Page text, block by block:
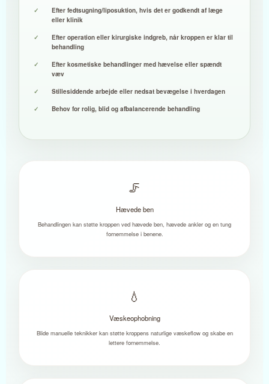
Efter fedtsugning/liposuktion, hvis det er godkendt af læge
eller klinik
Efter operation eller kirurgiske indgreb, når kroppen er klar til
behandling
Efter kosmetiske behandlinger med hævelse eller spændt
væv
Stillesiddende arbejde eller nedsat bevægelse i hverdagen
Behov for rolig, blid og afbalancerende behandling
🦵
Hævede ben
Behandlingen kan støtte kroppen ved hævede ben, hævede ankler og en tung
fornemmelse i benene.
💧
Væskeophobning
Blide manuelle teknikker kan støtte kroppens naturlige væskeflow og skabe en
lettere fornemmelse.